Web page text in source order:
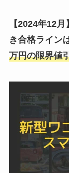
【2024年12月】
き合格ラインは
万円の限界値